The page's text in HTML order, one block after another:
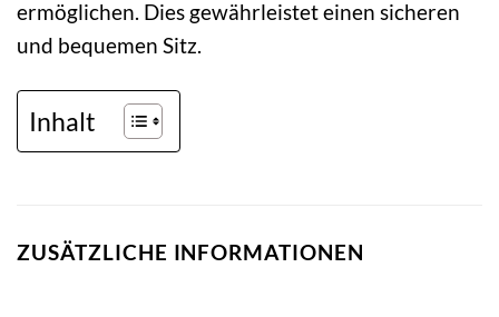
ermöglichen. Dies gewährleistet einen sicheren
und bequemen Sitz.
Inhalt
ZUSÄTZLICHE INFORMATIONEN